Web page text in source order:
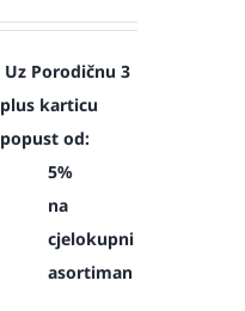
Uz Porodičnu 3
plus karticu
popust od:
5%
na
cjelokupni
asortiman